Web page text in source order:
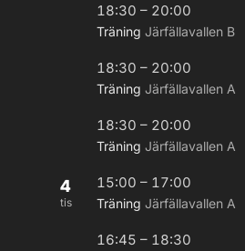
18:30 – 20:00
Träning Järfällavallen B
18:30 – 20:00
Träning Järfällavallen A
18:30 – 20:00
Träning Järfällavallen A
4
tis
15:00 – 17:00
Träning Järfällavallen A
16:45 – 18:30